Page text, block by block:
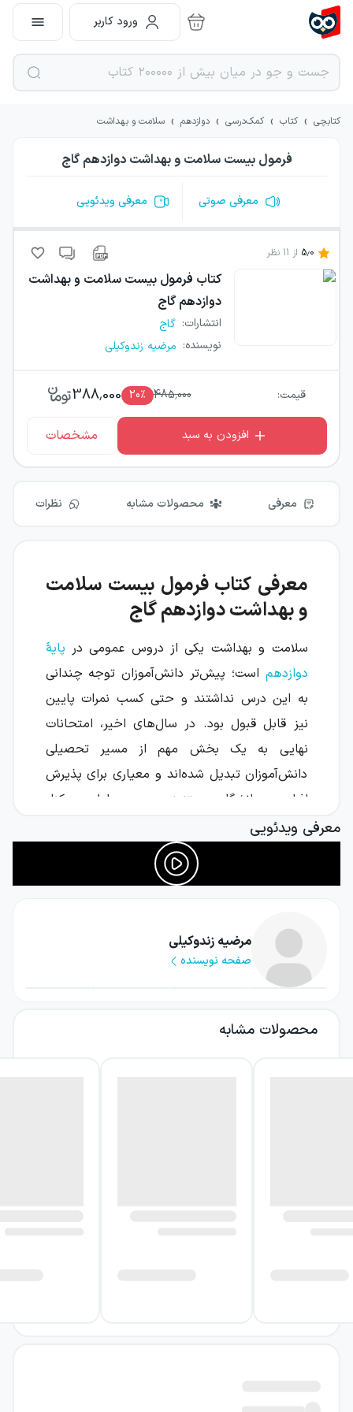
ورود کاربر
کتابچی › کتاب › کمک‌درسی › دوازدهم › سلامت و بهداشت
فرمول بیست سلامت و بهداشت دوازدهم گاج
معرفی صوتی معرفی ویدئویی
5.0 از 11 نظر
کتاب فرمول بیست سلامت و بهداشت
دوازدهم گاج
انتشارات: گاج
نویسنده: مرضیه زندوکیلی
قیمت: 485,000
20٪ 388,000
افزودن به سبد مشخصات
معرفی محصولات مشابه نظرات
معرفی کتاب فرمول بیست سلامت
و بهداشت دوازدهم گاج
سلامت و بهداشت یکی از دروس عمومی در پایهٔ
دوازدهم است؛ پیش‌تر دانش‌آموزان توجه چندانی
به این درس نداشتند و حتی کسب نمرات پایین
نیز قابل قبول بود. در سال‌های اخیر، امتحانات
نهایی به یک بخش مهم از مسیر تحصیلی
دانش‌آموزان تبدیل شده‌اند و معیاری برای پذیرش
افراد در دانشگاه هستند؛ به‌همین دلیل در کنار
برنامهٔ مطالعاتی که برای کنکور دنبال می‌کنید، باید
برنامه‌ای منظم و دقیق برای امتحان‌های نهایی نیز
نسبتا بالایی دارد و مطالب گسترده‌ای را در بر
می‌گیرد، برخلاف تصور بیشتر افراد، صرفا تسلط بر
حفظیات و متن درس برای موفقیت در امتحان
ذهنی منسجم و آماده داشته باشید تا حین
معرفی ویدئویی
مرضیه زندوکیلی
صفحه نویسنده
محصولات مشابه